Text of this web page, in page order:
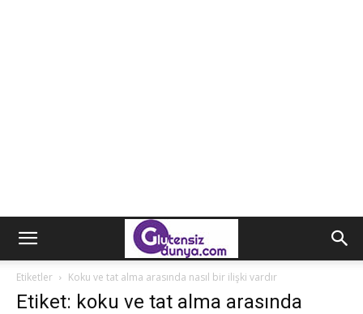
Etiketler Koku ve tat alma arasında nasıl bir ilişki vardır
Etiket: koku ve tat alma arasında